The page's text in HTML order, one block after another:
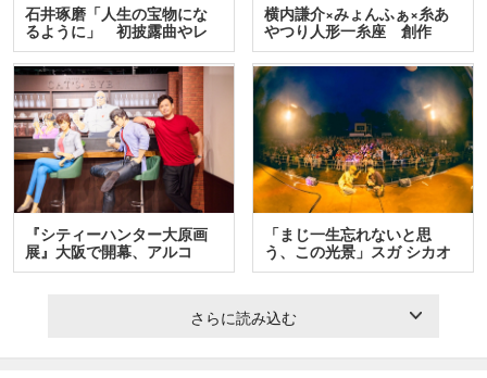
石井琢磨「人生の宝物にな
るように」 初披露曲やレ
ア…
横内謙介×みょんふぁ×糸あ
やつり人形一糸座 創作
人…
『シティーハンター大原画
展』大阪で開幕、アルコ
＆…
「まじ一生忘れないと思
う、この光景」スガ シカオ
と…
さらに読み込む